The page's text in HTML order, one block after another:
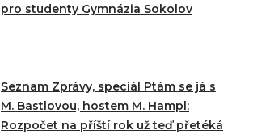
pro studenty Gymnázia Sokolov
Seznam Zprávy, speciál Ptám se já s
M. Bastlovou, hostem M. Hampl:
Rozpočet na příští rok už teď přetéká